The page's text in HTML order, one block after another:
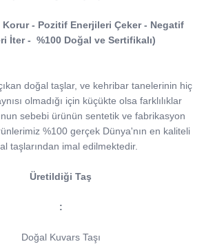
Korur - Pozitif Enerjileri Çeker - Negatif
İter - %100 Doğal ve Sertifikalı)
doğal taşlar, ve kehribar tanelerinin hiç
olmadığı için küçükte olsa farklılıklar
sebebi ürünün sentetik ve fabrikasyon
%100 gerçek Dünya'nın en kaliteli
taşlarından imal edilmektedir.
Üretildiği Taş
:
Doğal Kuvars Taşı